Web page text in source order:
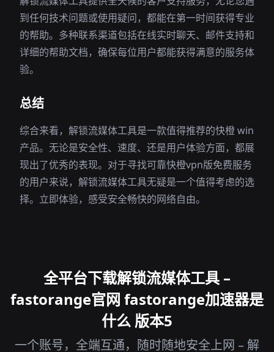
到任何技术问题或使用疑问，都能在第一时间获得专业
的帮助。多种联系渠道包括在线实时聊天、邮件支持和
详细的帮助文档，确保每位用户都能获得满意的服务体
验。
总结
综合来看，解锁流媒体工具是一款值得推荐的快橙 win
产品。无论是安全性、速度、还是用户体验方面，都展
现出了优秀的表现。对于寻找可靠快橙vpn版免费服务
的用户来说，解锁流媒体工具无疑是一个值得考虑的选
择。立即体验，感受安全畅快的网络自由。
全平台下载解锁流媒体工具 –
fastorange官网 fastorange加速器是
什么 版本5
一个账号，全端互通，随时随地安全上网 – 解